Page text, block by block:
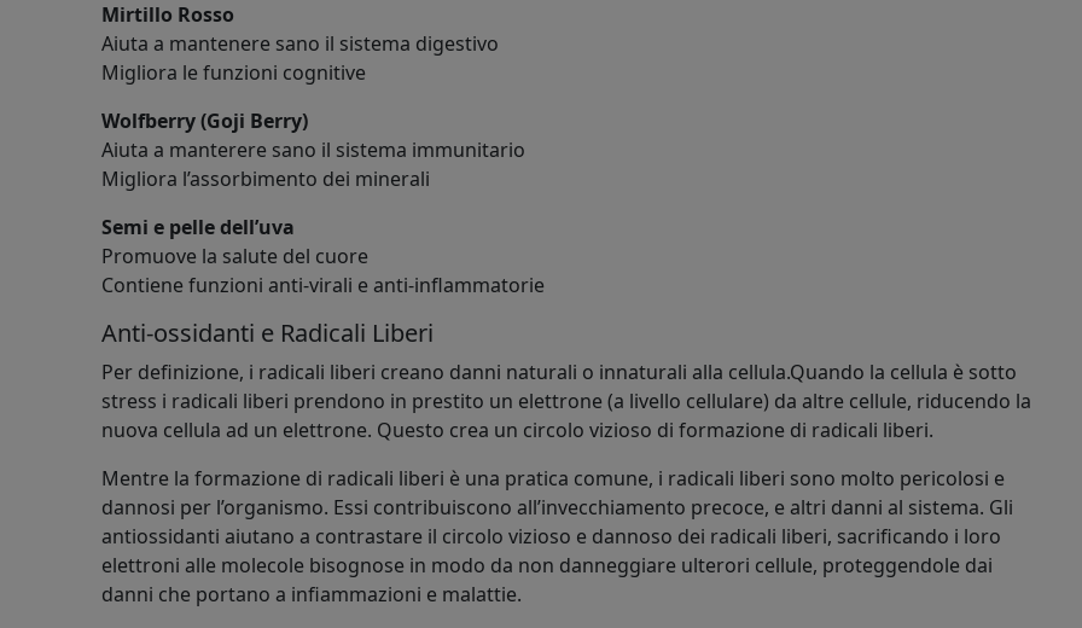
Mirtillo Rosso
Aiuta a mantenere sano il sistema digestivo
Migliora le funzioni cognitive
Wolfberry (Goji Berry)
Aiuta a manterere sano il sistema immunitario
Migliora l’assorbimento dei minerali
Semi e pelle dell’uva
Promuove la salute del cuore
Contiene funzioni anti-virali e anti-inflammatorie
Anti-ossidanti e Radicali Liberi
Per definizione, i radicali liberi creano danni naturali o innaturali alla cellula.Quando la cellula è sotto
stress i radicali liberi prendono in prestito un elettrone (a livello cellulare) da altre cellule, riducendo la
nuova cellula ad un elettrone. Questo crea un circolo vizioso di formazione di radicali liberi.
Mentre la formazione di radicali liberi è una pratica comune, i radicali liberi sono molto pericolosi e
dannosi per l’organismo. Essi contribuiscono all’invecchiamento precoce, e altri danni al sistema. Gli
antiossidanti aiutano a contrastare il circolo vizioso e dannoso dei radicali liberi, sacrificando i loro
elettroni alle molecole bisognose in modo da non danneggiare ulterori cellule, proteggendole dai
danni che portano a infiammazioni e malattie.